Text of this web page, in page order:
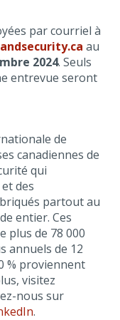
par courriel à
au
2024. Seuls
entrevue seront
de
canadiennes de
qui
des
partout au
entier. Ces
plus de 78 000
annuels de 12
% proviennent
visitez
nous sur
.